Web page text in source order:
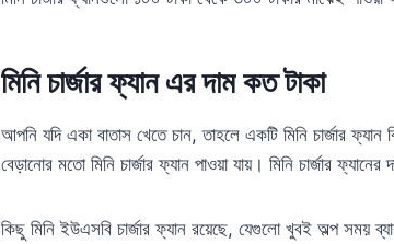
মিনি চার্জার ফ্যান এর দাম কত টাকা
আপনি যদি একা বাতাস খেতে চান, তাহলে একটি মিনি চার্জার
বেড়ানোর মতো মিনি চার্জার ফ্যান পাওয়া যায়। মিনি চার্জার
কিছু মিনি ইউএসবি চার্জার ফ্যান রয়েছে, যেগুলো খুবই অল্প সময়